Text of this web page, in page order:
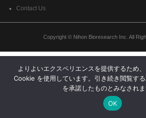
Contact Us
Copyright © Nihon Bioresearch Inc. All
よりよいエクスペリエンスを提供するため
Cookie を使用しています。引き続き閲覧す
を承諾したものとみなされま
OK